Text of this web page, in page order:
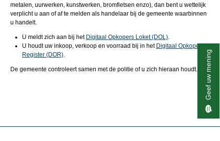
metalen, uurwerken, kunstwerken, bromfietsen enzo), dan bent u wettelijk
verplicht u aan of af te melden als handelaar bij de gemeente waarbinnen
u handelt.
U meldt zich aan bij het Digitaal Opkopers Loket (DOL).
U houdt uw inkoop, verkoop en voorraad bij in het Digitaal Opkopers
Register (DOR).
De gemeente controleert samen met de politie of u zich hieraan houdt. Geef uw mening